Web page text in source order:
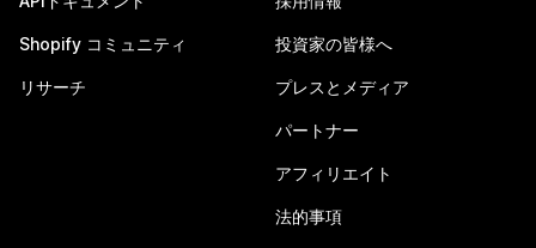
Shopify コミュニティ
リサーチ
投資家の皆様へ
プレスとメディア
パートナー
アフィリエイト
法的事項